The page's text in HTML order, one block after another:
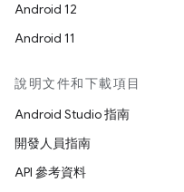
Android 12
Android 11
說明文件和下載項目
Android Studio 指南
開發人員指南
API 參考資料